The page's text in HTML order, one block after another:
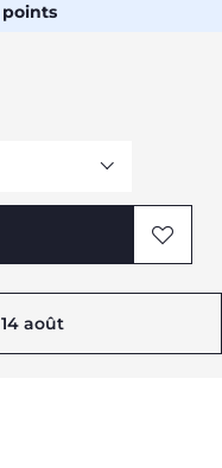
points
Me prévenir
Me prévenir
14 août